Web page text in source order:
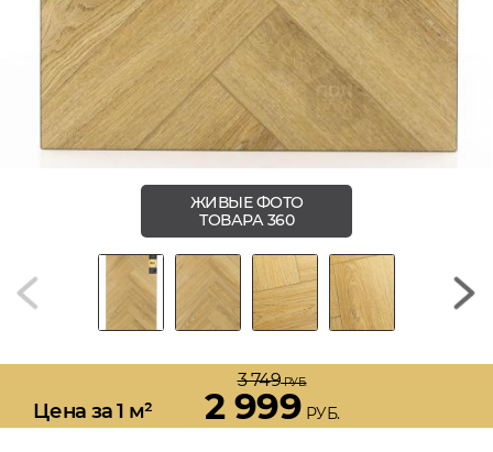
ЖИВЫЕ ФОТО
ТОВАРА 360
Цена за 1 м²
3 749РУБ.
2 999 РУБ.